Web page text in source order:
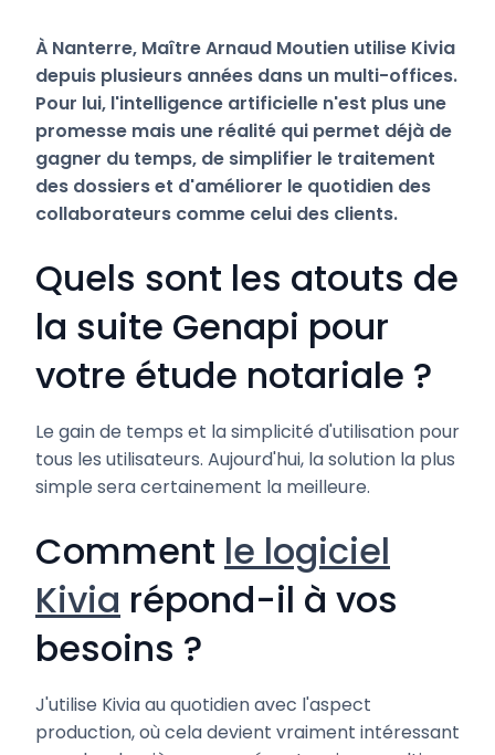
À Nanterre, Maître Arnaud Moutien utilise Kivia
depuis plusieurs années dans un multi-offices.
Pour lui, l'intelligence artificielle n'est plus une
promesse mais une réalité qui permet déjà de
gagner du temps, de simplifier le traitement
des dossiers et d'améliorer le quotidien des
collaborateurs comme celui des clients.
Quels sont les atouts de
la suite Genapi pour
votre étude notariale ?
Le gain de temps et la simplicité d'utilisation pour
tous les utilisateurs. Aujourd'hui, la solution la plus
simple sera certainement la meilleure.
Comment le logiciel
Kivia répond-il à vos
besoins ?
J'utilise Kivia au quotidien avec l'aspect
production, où cela devient vraiment intéressant